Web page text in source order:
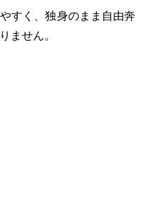
すく、独身のまま自由奔
ません。